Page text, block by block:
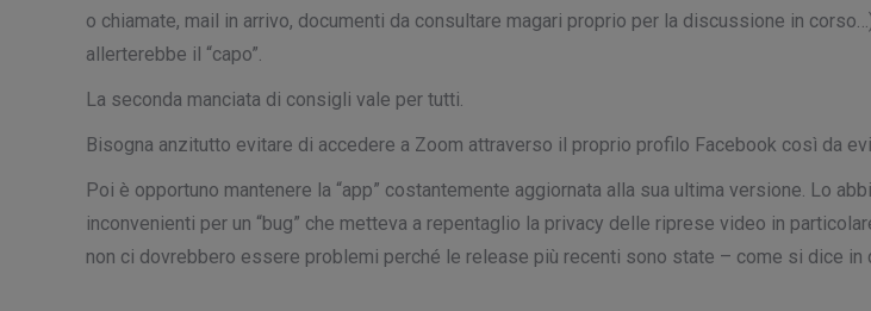
o chiamate, mail in arrivo, documenti da consultare magari proprio per la discussione in
allerterebbe il “capo”.
La seconda manciata di consigli vale per tutti.
Bisogna anzitutto evitare di accedere a Zoom attraverso il proprio profilo Facebook così da
Poi è opportuno mantenere la “app” costantemente aggiornata alla sua ultima versione. Lo
inconvenienti per un “bug” che metteva a repentaglio la privacy delle riprese video in
non ci dovrebbero essere problemi perché le release più recenti sono state – come si dice in